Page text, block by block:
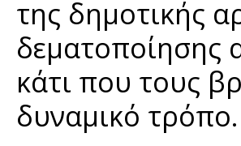
της δημοτικής
δεματοποίησης
κάτι που τους
δυναμικό τρόπο.